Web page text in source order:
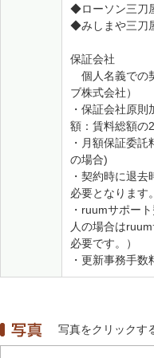
◆ローソン三
◆みしまや三
保証会社
個人名義での
ブ株式会社）
・保証会社原
額：賃料総額の
・月額保証委
の場合)
・契約時に退
必要となります。
・ruumサポー
人の場合は
必要です。）
・更新事務手数
写真をクリックす